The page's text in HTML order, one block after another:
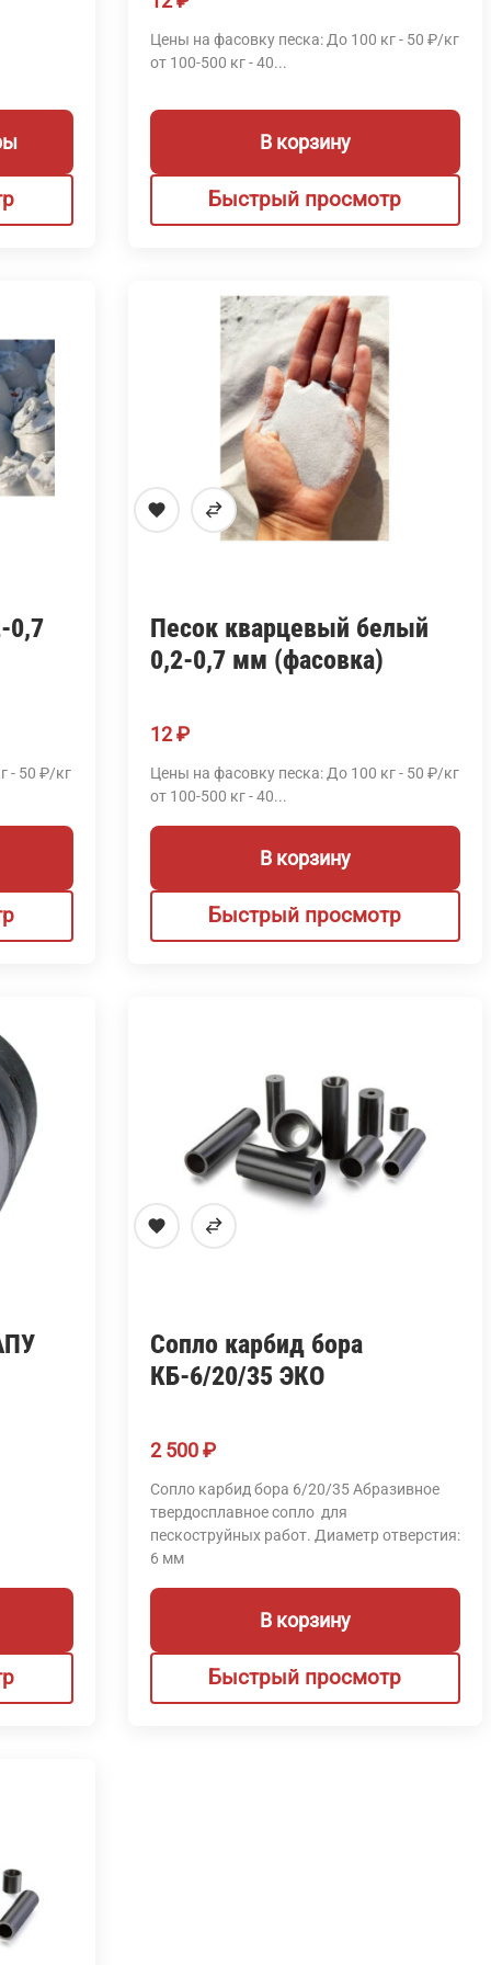
Цены на фасовку песка: До 100 кг - 50 ₽/кг
от 100-500 кг - 40...
В корзину
Быстрый просмотр
0,7
- 50 ₽/кг
Песок кварцевый белый
0,2-0,7 мм (фасовка)
12₽
Цены на фасовку песка: До 100 кг - 50 ₽/кг
от 100-500 кг - 40...
В корзину
Быстрый просмотр
Сопло карбид бора
КБ-6/20/35 ЭКО
2 500₽
Сопло карбид бора 6/20/35 Абразивное
твердосплавное сопло для
пескоструйных работ. Диаметр отверстия:
6 мм
В корзину
Быстрый просмотр